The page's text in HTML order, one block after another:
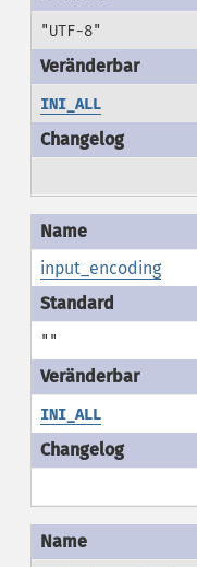
"UTF-8"
INI_ALL
input_encoding
""
INI_ALL